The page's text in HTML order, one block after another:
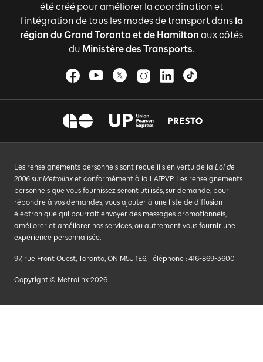
été créé pour améliorer la coordination et
l'intégration de tous les modes de transport dans la
région du Grand Toronto et de Hamilton aux côtés
du Ministère des Transports.
Les renseignements personnels sont recueillis en vertu de la Loi de
2006 sur Metrolinx et conformément à la LAIPVP. Les renseignements
personnels que vous fournissez seront utilisés, sur demande, pour
répondre à vos demandes, vous ajouter à une liste de diffusion
électronique qui pourrait envoyer des messages promotionnels,
améliorer et améliorer nos services, ou autrement vous fournir une
expérience personnalisée.
97, rue Front Ouest, Toronto, ON M5J 1E6, Téléphone : 416-869-3600
Copyright © Metrolinx 2026